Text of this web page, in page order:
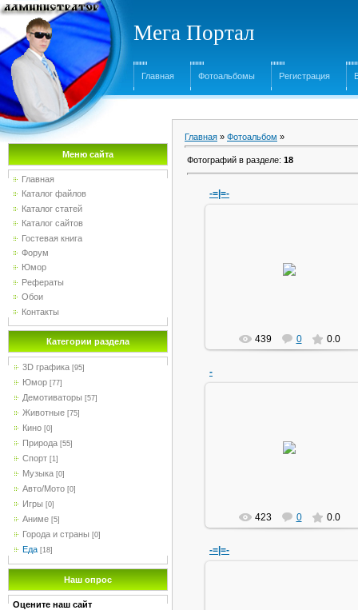
Мега Портал
Главная Фотоальбомы Регистрация
Меню сайта
Главная
Каталог файлов
Каталог статей
Каталог сайтов
Гостевая книга
Форум
Юмор
Рефераты
Обои
Контакты
Категории раздела
3D графика [95]
Юмор [77]
Демотиваторы [57]
Животные [75]
Кино [0]
Природа [55]
Спорт [1]
Музыка [0]
Авто/Мото [0]
Игры [0]
Аниме [5]
Города и страны [0]
Еда [18]
Наш опрос
Оцените наш сайт
Главная » Фотоальбом »
Фотографий в разделе: 18
-=|=-
439 0 0.0
-
423 0 0.0
-=|=-